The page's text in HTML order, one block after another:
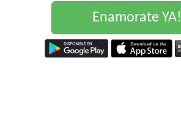
Enamorate YA!